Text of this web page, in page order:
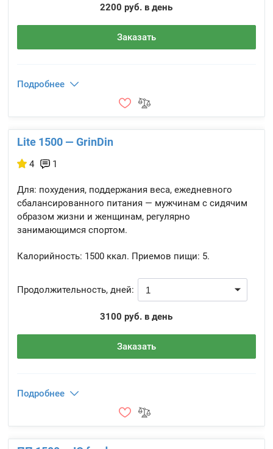
2200 руб. в день
Заказать
Подробнее
Lite 1500 — GrinDin
4 1
Для: похудения, поддержания веса, ежедневного
сбалансированного питания — мужчинам с сидячим
образом жизни и женщинам, регулярно
занимающимся спортом.
Калорийность: 1500 ккал. Приемов пищи: 5.
Продолжительность, дней:
3100 руб. в день
Заказать
Подробнее